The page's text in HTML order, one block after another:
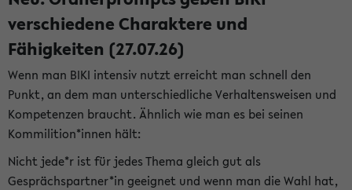
verschiedene Charaktere und
Fähigkeiten (27.07.26)
Wenn man BIKI intensiv nutzt erreicht man schnell den
Punkt, an dem man unterschiedliche Verhaltensweisen und
Kompetenzen braucht. Ähnlich wie man es bei seinen
Kommilition*innen hält:
Nicht jede*r ist für jedes Thema gleich gut als
Gesprächspartner*in geeignet und wenn man die Wahl hat,